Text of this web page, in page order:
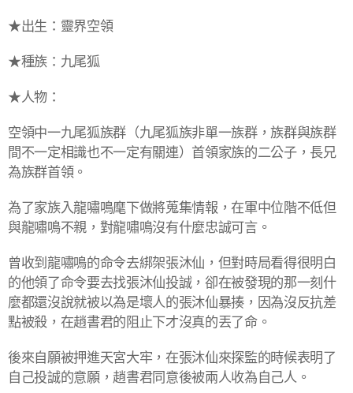
★出生：靈界空領
★種族：九尾狐
★人物：
空領中一九尾狐族群（九尾狐族非單一族群，族群與族群
間不一定相識也不一定有關連）首領家族的二公子，長兄
為族群首領。
為了家族入龍嘯鳴麾下做將蒐集情報，在軍中位階不低但
與龍嘯鳴不親，對龍嘯鳴沒有什麼忠誠可言。
曾收到龍嘯鳴的命令去綁架張沐仙，但對時局看得很明白
的他領了命令要去找張沐仙投誠，卻在被發現的那一刻什
麼都還沒說就被以為是壞人的張沐仙暴揍，因為沒反抗差
點被殺，在趙書君的阻止下才沒真的丟了命。
後來自願被押進天宮大牢，在張沐仙來探監的時候表明了
自己投誠的意願，趙書君同意後被兩人收為自己人。